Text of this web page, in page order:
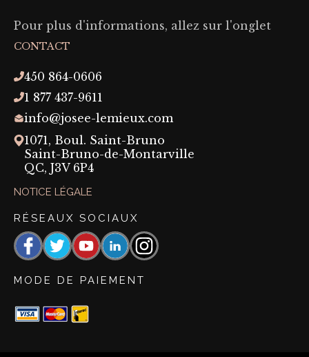
Pour plus d'informations, allez sur l'onglet
CONTACT
450 864-0606
1 877 437-9611
info@josee-lemieux.com
1071, Boul. Saint-Bruno
Saint-Bruno-de-Montarville
QC, J3V 6P4
NOTICE LÉGALE
RÉSEAUX SOCIAUX
Facebookhttps://www.threads.com/
YouTubehttps://linkedin.com/company/josée-
lemieux-
maquillage-
Instagram
MODE DE PAIEMENT